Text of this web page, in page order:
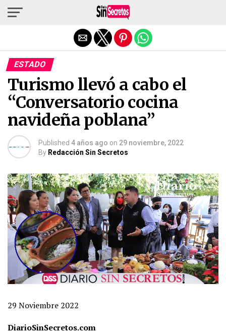
ESTADO
Turismo llevó a cabo el
“Conversatorio cocina
navideña poblana”
Published 4 años ago on 29 noviembre, 2022
By Redacción Sin Secretos
29 Noviembre 2022
DiarioSinSecretos.com
Salir de la versión móvil